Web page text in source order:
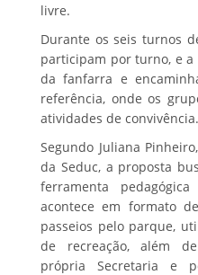
livre.
Durante os seis turnos
participam por turno, e
da fanfarra e
referência, onde os
atividades de convivência.
Segundo Juliana
da Seduc, a proposta
ferramenta
acontece em formato
passeios pelo parque,
de recreação, além
própria Secretaria e